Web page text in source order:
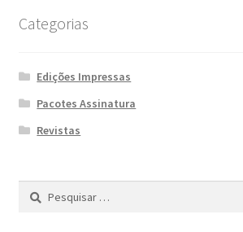
Categorias
Edições Impressas
Pacotes Assinatura
Revistas
Pesquisar